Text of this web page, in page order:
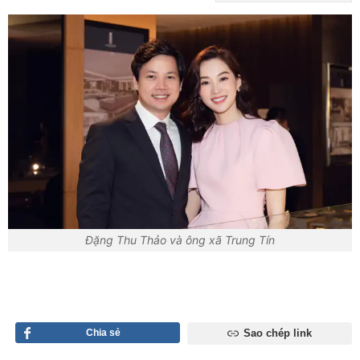
Đặng Thu Thảo và ông xã Trung Tín
Chia sẻ Sao chép link